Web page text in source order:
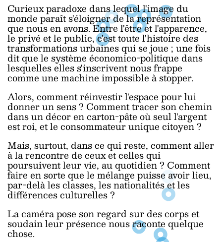
Curieux paradoxe dans lequel l'image du
monde paraît s'éloigner de la représentation
que nous en avons. Entre l'être et l'apparence,
le privé et le public, c'est toute l'histoire des
transformations urbaines qui se joue ; une fois
dit que le système économico-politique dans
lesquelles elles s'inscrivent nous frappe
comme une machine impossible à stopper.
Alors, comment réinvestir l'espace pour lui
donner un sens ? Comment tracer son chemin
dans un décor en carton-pâteoù seul l'argent
est roi, et le consommateur unique citoyen?
Mais, surtout, dans ce qui reste, comment aller
à la rencontre de ceux et celles qui
poursuivent leur vie, au quotidien ? Comment
faire en sorte que le mélange puisse avoir lieu,
par-delà les classes, les nationalités et les
différences culturelles ?
La caméra pose son regard sur des corps et
soudain leur présence nous raconte quelque
chose.